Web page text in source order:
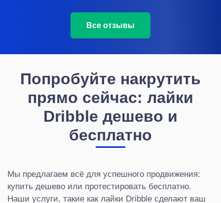
Все отзывы
Попробуйте накрутить
прямо сейчас: лайки
Dribble дешево и
бесплатно
Мы предлагаем всё для успешного продвижения:
купить дешево или протестировать бесплатно.
Наши услуги, такие как лайки Dribble сделают ваш